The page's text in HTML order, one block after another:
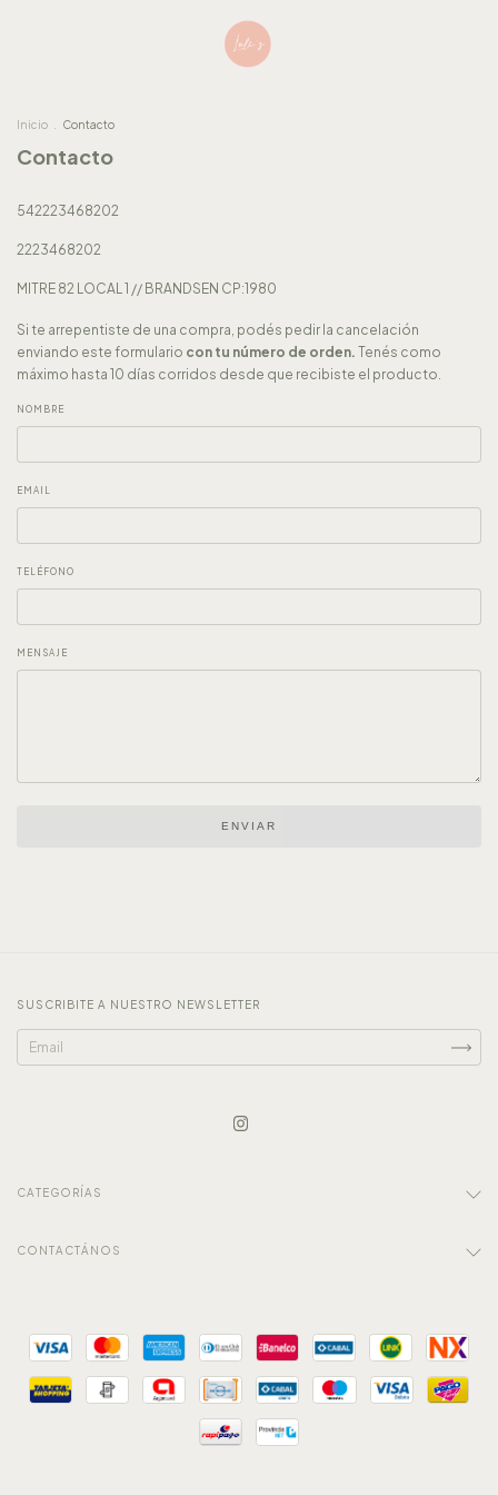
Inicio Contacto
Contacto
542223468202
2223468202
MITRE 82 LOCAL 1 // BRANDSEN CP:1980
Si te arrepentiste de una compra, podés pedir la cancelación
enviando este formulario con tu número de orden. Tenés como
máximo hasta 10 días corridos desde que recibiste el producto.
NOMBRE
EMAIL
TELÉFONO
MENSAJE
ENVIAR
SUSCRIBITE A NUESTRO NEWSLETTER
CATEGORÍAS
CONTACTÁNOS